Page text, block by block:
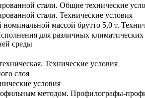
стали. Общие технические
стали. Технические условия
массой брутто 5,0 т.
для различных
среды
Технические условия
слоя
условия
методом. Профилографы-